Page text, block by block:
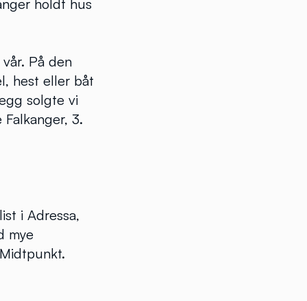
holdt hus
På den
hest eller båt
solgte vi
3.
i Adressa,
mye